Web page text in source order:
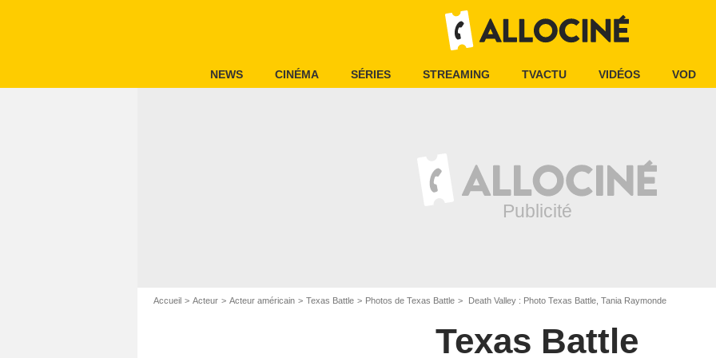
NEWS CINÉMA SÉRIES STREAMING TVACTU VIDÉOS VOD
Accueil Acteur Acteur américain Texas Battle Photos de Texas Battle Death Valley : Photo Texas Battle, Tania Raymonde
Texas Battle